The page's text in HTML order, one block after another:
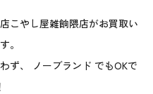
こやし屋雑餉隈店がお買取い
。
ず、 ノーブランド でもOKで